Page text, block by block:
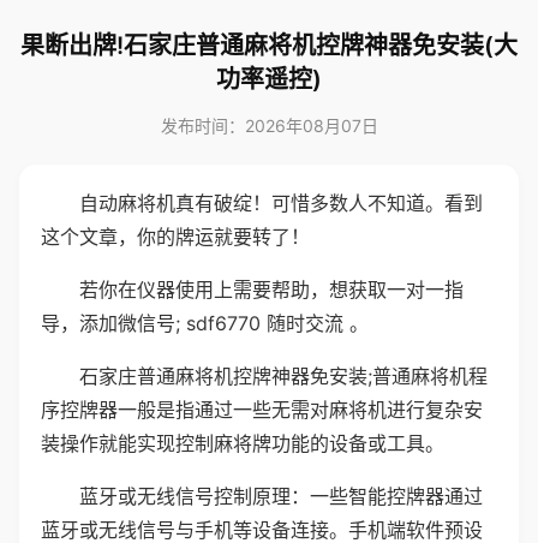
果断出牌!石家庄普通麻将机控牌神器免安装(大
功率遥控)
发布时间：2026年08月07日
自动麻将机真有破绽！可惜多数人不知道。看到
这个文章，你的牌运就要转了！
若你在仪器使用上需要帮助，想获取一对一指
导，添加微信号; sdf6770 随时交流 。
石家庄普通麻将机控牌神器免安装;普通麻将机程
序控牌器一般是指通过一些无需对麻将机进行复杂安
装操作就能实现控制麻将牌功能的设备或工具。
蓝牙或无线信号控制原理：一些智能控牌器通过
蓝牙或无线信号与手机等设备连接。手机端软件预设